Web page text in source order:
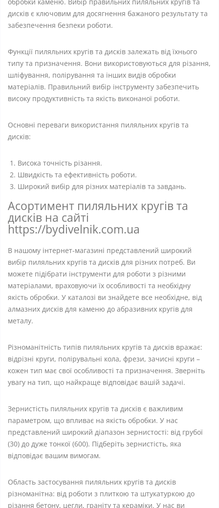
дисків є ключовим для досягнення бажаного результату та
забезпечення безпеки роботи.
Функції пиляльних кругів та дисків залежать від їхнього
типу та призначення. Вони використовуються для різання,
шліфування, полірування та інших видів обробки
матеріалів. Правильний вибір інструменту забезпечить
високу продуктивність та якість виконаної роботи.
Основні переваги використання пиляльних кругів та
дисків:
Висока точність різання.
Швидкість та ефективність роботи.
Широкий вибір для різних матеріалів та завдань.
Асортимент пиляльних кругів та
дисків на сайті
https://bydivelnik.com.ua
В нашому інтернет-магазині представлений широкий
вибір пиляльних кругів та дисків для різних потреб. Ви
можете підібрати інструменти для роботи з різними
матеріалами, враховуючи їх особливості та необхідну
якість обробки. У каталозі ви знайдете все необхідне, від
алмазних дисків для каменю до абразивних кругів для
металу.
Різноманітність типів пиляльних кругів та дисків вражає:
відрізні круги, полірувальні кола, фрези, зачисні круги –
кожен тип має свої особливості та призначення. Зверніть
увагу на тип, що найкраще відповідає вашій задачі.
Зернистість пиляльних кругів та дисків є важливим
параметром, що впливає на якість обробки. У нас
представлений широкий діапазон зернистості: від грубої
(30) до дуже тонкої (600). Підберіть зернистість, яка
відповідає вашим вимогам.
Область застосування пиляльних кругів та дисків
різноманітна: від роботи з плиткою та штукатуркою до
різання бетону, цегли, граніту та кераміки. У нас ви